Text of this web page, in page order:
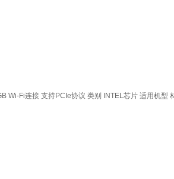
Wi-Fi连接 支持PCIe协议 类别 INTEL芯片 适用机型